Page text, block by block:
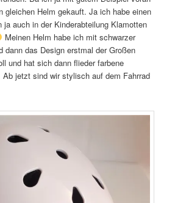
gleichen Helm gekauft. Ja ich habe einen
auch in der Kinderabteilung Klamotten
Meinen Helm habe ich mit schwarzer
dann das Design erstmal der Großen
und hat sich dann flieder farbene
jetzt sind wir stylisch auf dem Fahrrad